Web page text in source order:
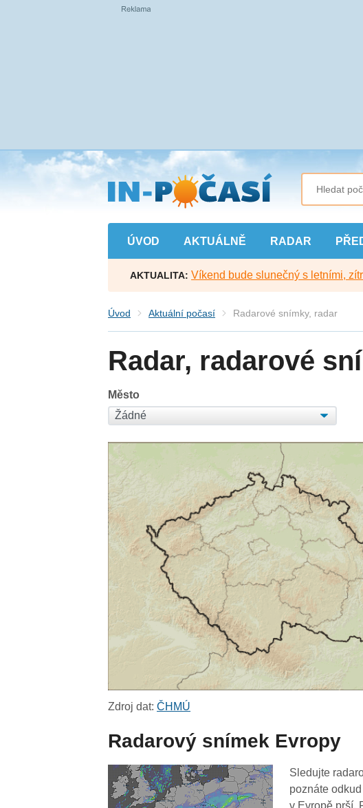
Přejít
na
hlavní
obsah
ÚVOD AKTUÁLNĚ RADAR
AKTUALITA: Víkend bude slunečný s letními,
Úvod Aktuální počasí Radarové snímky, radar
Radar, radarové
Město
Zdroj dat:ČHMÚ
Radarový snímek Evropy
Sledujte
poznáte
v Evropě prší.